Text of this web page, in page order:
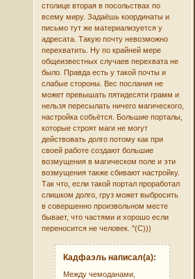
столице вторая в посольствах по
всему миру. Задаёшь координаты и
письмо тут же материализуется у
адресата. Такую почту невозможно
перехватить. Ну по крайней мере
общеизвестных случаев перехвата не
было. Правда есть у такой почты и
слабые стороны. Вес послания не
может превышать пятидесяти грамм и
нельзя пересылать ничего магического,
настройка собьётся. Большие порталы,
которые строят маги не могут
действовать долго потому как при
своей работе создают большие
возмущения в магическом поле и эти
возмущения также сбивают настройку.
Так что, если такой портал проработал
слишком долго, груз может выбросить
в совершенно произвольном месте
бывает, что частями и хорошо если
переносится не человек. "(С)))
Кадфаэль написал(а):
Между чемоданами,